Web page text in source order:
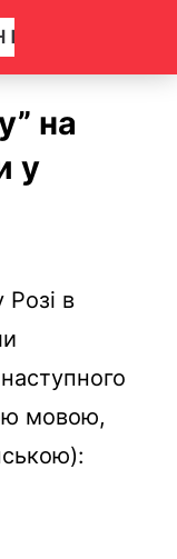
на
у
Розі в
мовою,